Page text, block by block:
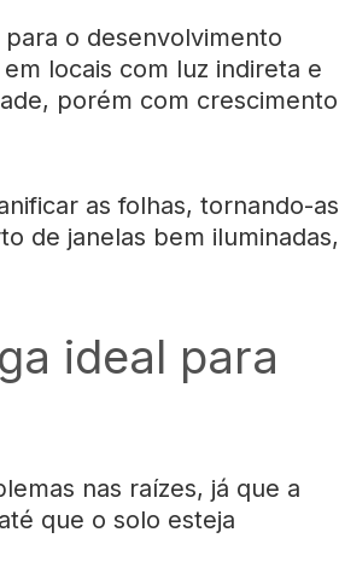
o desenvolvimento
locais com luz indireta e
porém com crescimento
as folhas, tornando-as
de janelas bem iluminadas,
ideal para
nas raízes, já que a
que o solo esteja